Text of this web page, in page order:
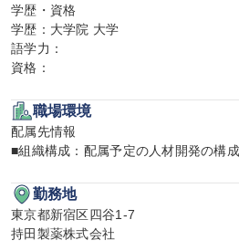
学歴・資格
学歴：大学院 大学
語学力：
資格：
職場環境
配属先情報
■組織構成：配属予定の人材開発の構
勤務地
東京都新宿区四谷1-7
持田製薬株式会社